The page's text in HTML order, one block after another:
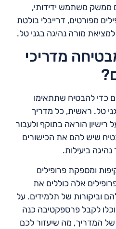
ממשק משתמש ידידותי,
מפורטים, דרייבלי בולטת
מורה נהיגה בגני טל.
מדריכי
כדי להבטיח שתתאימו
טל. ראשית, כל מדריך
רישיון הוראה בתוקף ולעבור
שיש להם את הכישורים
נהיגה ביעילות.
ומספקת פרופילים
אלה כוללים את
וביקורות של תלמידים. על
לקבל פרספקטיבה כנה
של המדריך, מה שיעזור לכם